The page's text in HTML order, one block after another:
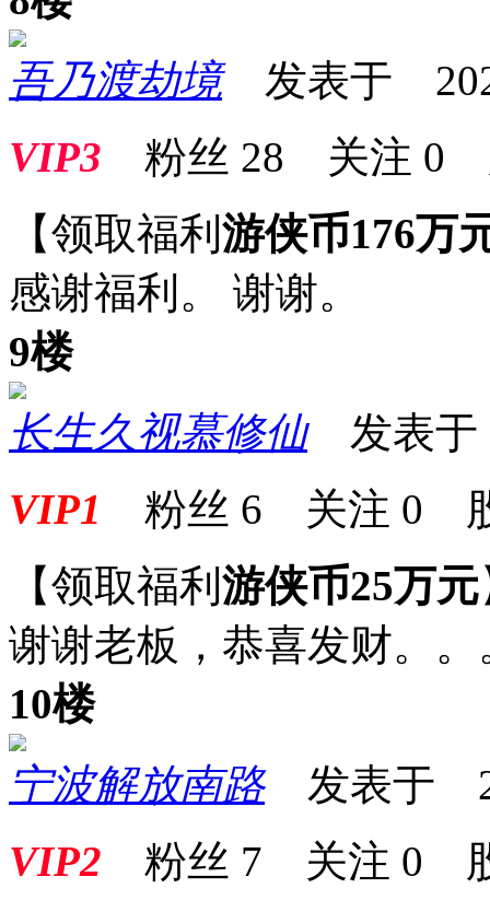
吾乃渡劫境发表于
VIP3 粉丝 28 关注 0
【领取福利 游侠币176万
感谢福利。 谢谢。
9楼
长生久视慕修仙发表于
VIP1 粉丝 6 关注 0
【领取福利 游侠币25万元
谢谢老板，恭喜发财。。
10楼
宁波解放南路发表于
VIP2 粉丝 7 关注 0